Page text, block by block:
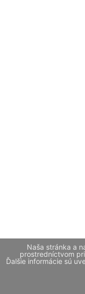
Naša stránka a
prostredníctvom
Ďalšie informácie sú